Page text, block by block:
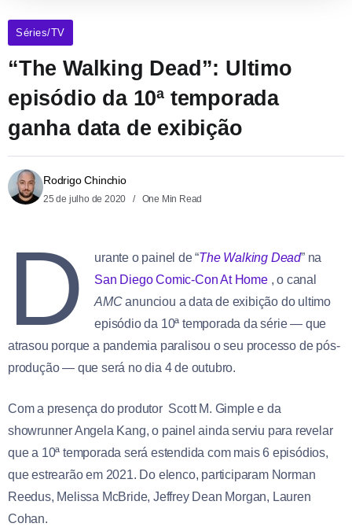
Séries/TV
“The Walking Dead”: Ultimo
episódio da 10ª temporada
ganha data de exibição
Rodrigo Chinchio
25 de julho de 2020 One Min Read
D urante o painel de “The Walking Dead” na
San Diego Comic-Con At Home , o canal
AMCanunciou a data de exibição do ultimo
episódio da 10ª temporada da série — que
atrasou porque a pandemia paralisou o seu processo de pós-
produção — que será no dia 4 de outubro.
Com a presença do produtor Scott M. Gimple e da
showrunner Angela Kang, o painel ainda serviu para revelar
que a 10ª temporada será estendida com mais 6 episódios,
que estrearão em 2021. Do elenco, participaram Norman
Reedus, Melissa McBride, Jeffrey Dean Morgan, Lauren
Cohan.